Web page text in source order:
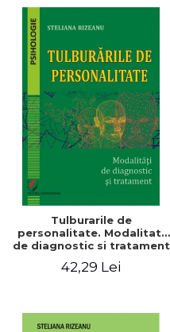
ULTIMELE EXEMPLARE
Tulburarile de
personalitate. Modalitati
de diagnostic si tratament
42,29 Lei